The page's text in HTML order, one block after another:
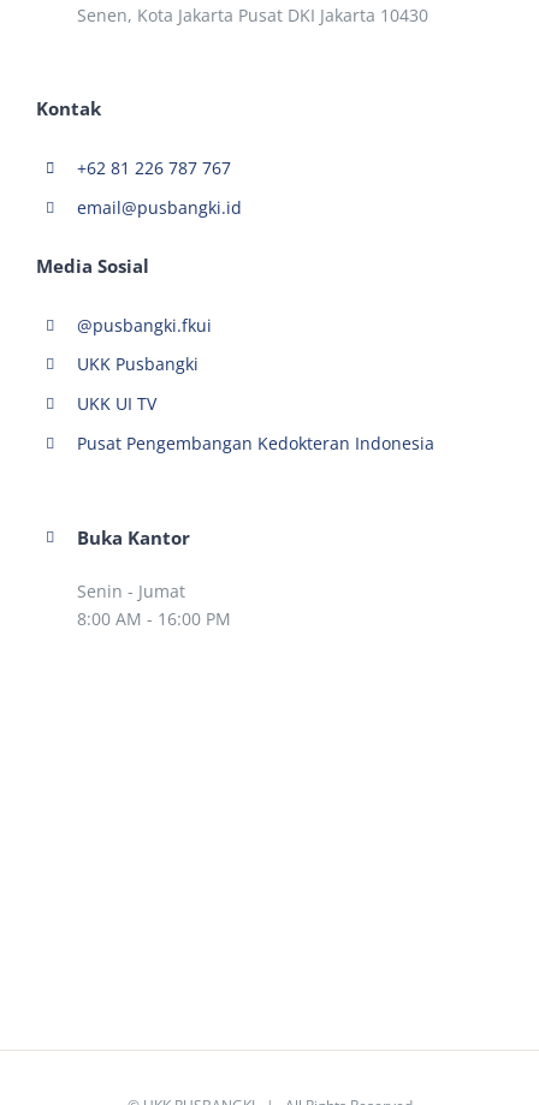
Senen, Kota Jakarta Pusat DKI Jakarta 10430
Kontak
+62 81 226 787 767
email@pusbangki.id
Media Sosial
@pusbangki.fkui
UKK Pusbangki
UKK UI TV
Pusat Pengembangan Kedokteran Indonesia
Buka Kantor
Senin - Jumat
8:00 AM - 16:00 PM